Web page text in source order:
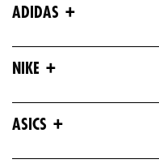
ADIDAS +
NIKE +
ASICS +